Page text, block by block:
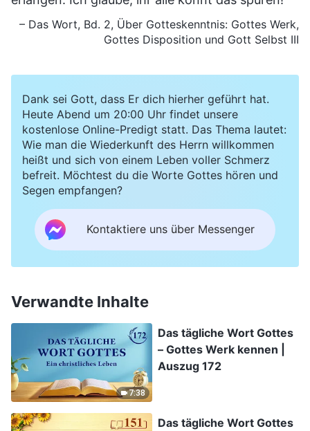
– Das Wort, Bd. 2, Über Gotteskenntnis: Gottes Werk,
Gottes Disposition und Gott Selbst III
Dank sei Gott, dass Er dich hierher geführt hat.
Heute Abend um 20:00 Uhr findet unsere
kostenlose Online-Predigt statt. Das Thema lautet:
Wie man die Wiederkunft des Herrn willkommen
heißt und sich von einem Leben voller Schmerz
befreit. Möchtest du die Worte Gottes hören und
Segen empfangen?
Kontaktiere uns über Messenger
Verwandte Inhalte
7:38
Das tägliche Wort Gottes
– Gottes Werk kennen |
Auszug 172
Das tägliche Wort Gottes